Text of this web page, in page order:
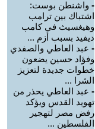
- واشنطن بوست:
اشتباك بين ترامب
وهيغسيث في كامب
ديفيد بسبب أزم ...
- عبد العاطي والصفدي
وفؤاد حسين يضعون
خطوات جديدة لتعزيز
الشرا ...
- عبد العاطي يحذر من
تهويد القدس ويؤكد
رفض مصر لتهجير
الفلسطين ...